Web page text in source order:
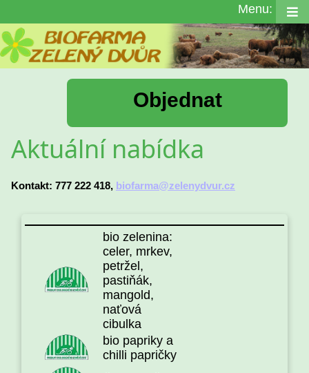
Menu:
Objednat
Aktuální nabídka
Kontakt: 777 222 418, biofarma@zelenydvur.cz
bio zelenina:
celer, mrkev,
petržel,
pastiňák,
mangold,
naťová
cibulka
bio papriky a
chilli papričky